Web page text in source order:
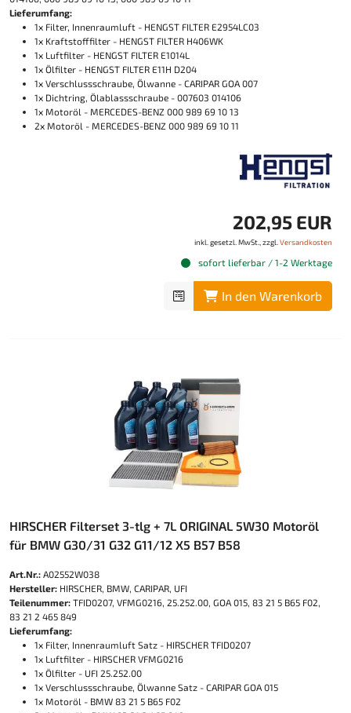
Lieferumfang:
1x Filter, Innenraumluft - HENGST FILTER E2954LC03
1x Kraftstofffilter - HENGST FILTER H406WK
1x Luftfilter - HENGST FILTER E1014L
1x Ölfilter - HENGST FILTER E11H D204
1x Verschlussschraube, Ölwanne - CARIPAR GOA 007
1x Dichtring, Ölablassschraube - 007603 014106
1x Motoröl - MERCEDES-BENZ 000 989 69 10 13
2x Motoröl - MERCEDES-BENZ 000 989 69 10 11
202,95 EUR
inkl. gesetzl. MwSt., zzgl. Versandkosten
sofort lieferbar / 1-2 Werktage
In den Warenkorb
HIRSCHER Filterset 3-tlg + 7L ORIGINAL 5W30 Motoröl
für BMW G30/31 G32 G11/12 X5 B57 B58
Art.Nr.: A02552W038
Hersteller: HIRSCHER, BMW, CARIPAR, UFI
Teilenummer: TFID0207, VFMG0216, 25.252.00, GOA 015, 83 21 5 B65 F02,
83 21 2 465 849
Lieferumfang:
1x Filter, Innenraumluft Satz - HIRSCHER TFID0207
1x Luftfilter - HIRSCHER VFMG0216
1x Ölfilter - UFI 25.252.00
1x Verschlussschraube, Ölwanne Satz - CARIPAR GOA 015
1x Motoröl - BMW 83 21 5 B65 F02